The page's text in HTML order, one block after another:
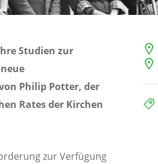
Studien zur
Philip Potter, der
Rates der Kirchen
zur Verfügung